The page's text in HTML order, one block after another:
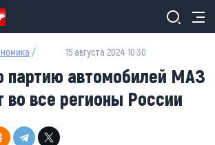
/ 15 августа 2024 10:30
автомобилей МАЗ
во все регионы России